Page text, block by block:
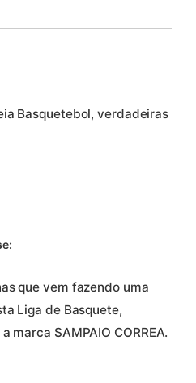
Basquetebol, verdadeiras
que vem fazendo uma
Liga de Basquete,
marca SAMPAIO CORREA.